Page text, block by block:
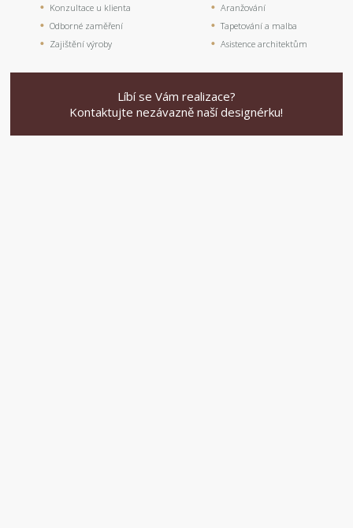
Konzultace u klienta
Odborné zaměření
Zajištění výroby
Aranžování
Tapetování a malba
Asistence architektům
Líbí se Vám realizace?
Kontaktujte nezávazně naší designérku!